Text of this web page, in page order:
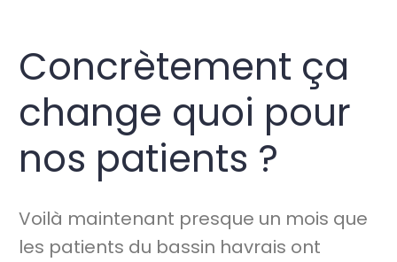
Concrètement ça
change quoi pour
nos patients ?
Voilà maintenant presque un mois que
les patients du bassin havrais ont